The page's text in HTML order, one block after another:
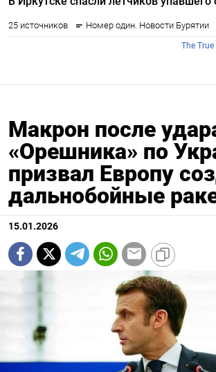
Макрон после
«Орешника» по
призвал Европу
дальнобойные
15.01.2026